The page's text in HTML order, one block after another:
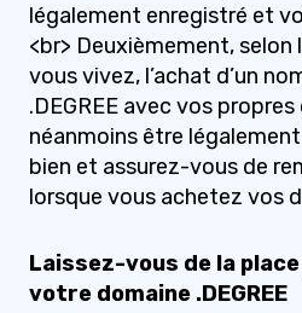
légalement enregistré et
<br> Deuxièmement, selon
vous vivez, l’achat d’un
.DEGREE avec vos
néanmoins être
bien et assurez-vous de
lorsque vous achetez vos
Laissez-vous de la
votre domaine .DEGREE